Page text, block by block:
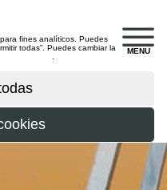
MENU
fines analíticos. Puedes
todas”. Puedes cambiar la